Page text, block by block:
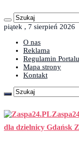
piątek , 7 sierpień 2026
O nas
Reklama
Regulamin Portalu
Mapa strony
Kontakt
dla dzielnicy Gdańsk